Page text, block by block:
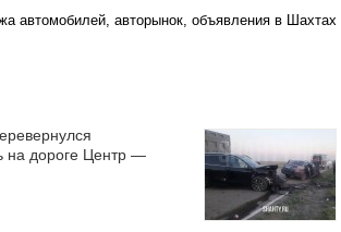
автомобилей, авторынок, объявления в Шахтах
на дороге Центр —